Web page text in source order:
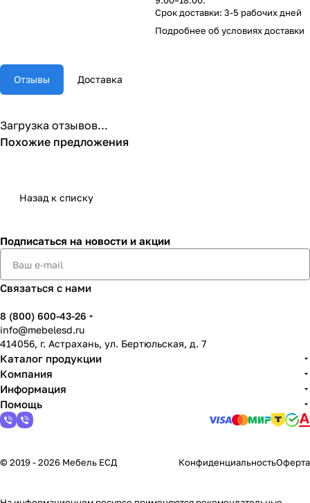
Срок доставки: 3-5 рабочих дней
Подробнее обусловиях доставки
Отзывы Доставка
Загрузка отзывов...
Похожие предложения
Назад к списку
Подписаться на новости и акции
Связаться с нами
8 (800) 600-43-26
info@mebelesd.ru
414056, г. Астрахань, ул. Бертюльская, д. 7
Каталог продукции
Компания
Информация
Помощь
© 2019 - 2026 Мебель ЕСД КонфиденциальностьОферта